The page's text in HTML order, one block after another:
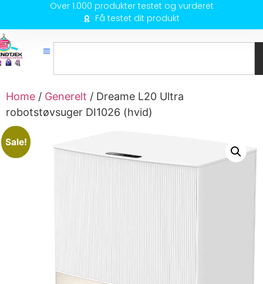
Over 1.000 produkter testet og vurderet
Få testet dit produkt
Home / Generelt / Dreame L20 Ultra
robotstøvsuger DI1026 (hvid)
Sale!